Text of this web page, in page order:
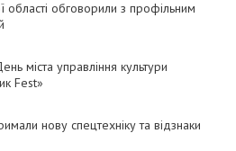
обговорили з профільним
міста управління культури
Fest»
нову спецтехніку та відзнаки